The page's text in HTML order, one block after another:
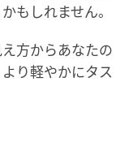
もしれません。
方からあなたの
り軽やかにタス